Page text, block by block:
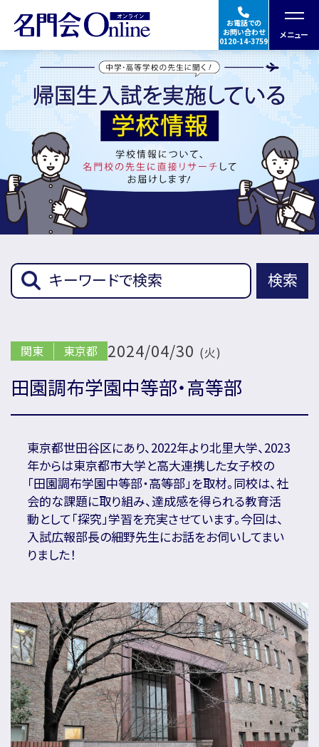
お電話での
お問い合わせ
0120-14-3759
メニュー
授業の特徴・料金
合格実績・体験談
指導講師
★Googleの口コミを見る
イベント
帰国生入試学校
会社概要
プライバシーポリシー
カスタマーハラスメントに対する基本方針
リソー教育グループについて
プロ教師募集
合格体験談・入試分析資料プレゼント
名門会 公式SNS
名門会note「プロが明かす合格のヒント」
検索
関東 東京都 2024/04/30 (火)
田園調布学園中等部・高等部
東京都世田谷区にあり、2022年より北里大学、2023
年からは東京都市大学と高大連携した女子校の
「田園調布学園中等部・高等部」を取材。同校は、社
会的な課題に取り組み、達成感を得られる教育活
動として「探究」学習を充実させています。今回は、
入試広報部長の細野先生にお話をお伺いしてまい
りました！